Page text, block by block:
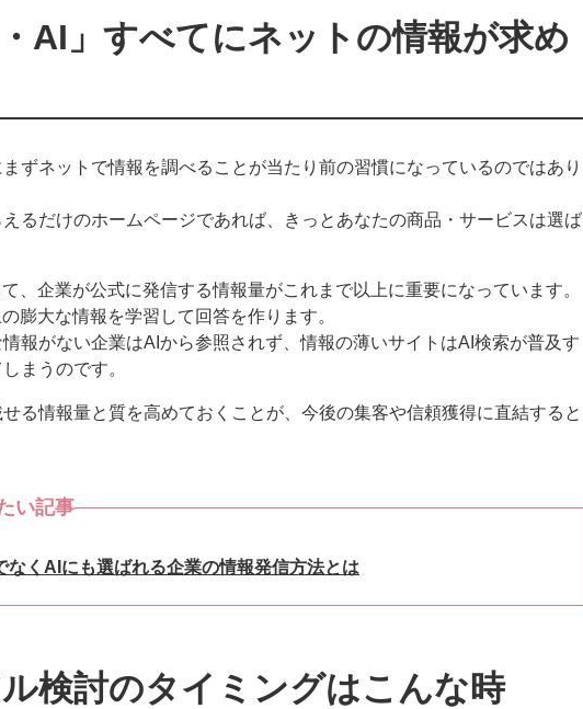
AI」すべてにネットの情報が求め
ずネットで情報を調べることが当たり前の習慣になっているのではあり
るだけのホームページであれば、きっとあなたの商品・サービスは選ば
、企業が公式に発信する情報量がこれまで以上に重要になっています。
膨大な情報を学習して回答を作ります。
報がない企業はAIから参照されず、情報の薄いサイトはAI検索が普及す
まうのです。
る情報量と質を高めておくことが、今後の集客や信頼獲得に直結すると
い記事
なくAIにも選ばれる企業の情報発信方法とは
検討のタイミングはこんな時